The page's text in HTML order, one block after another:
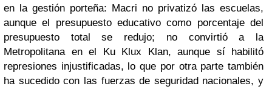
en la gestión porteña: Macri no privatizó las escuelas,
aunque el presupuesto educativo como porcentaje del
presupuesto total se redujo; no convirtió a la
Metropolitana en el Ku Klux Klan, aunque sí habilitó
represiones injustificadas, lo que por otra parte también
ha sucedido con las fuerzas de seguridad nacionales, y